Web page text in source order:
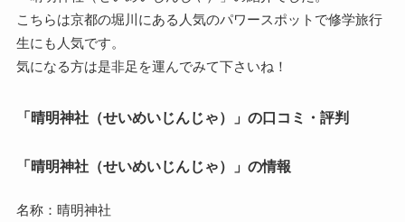
こちらは京都の堀川にある人気のパワースポットで修学旅行
生にも人気です。
気になる方は是非足を運んでみて下さいね！
「晴明神社（せいめいじんじゃ）」の口コミ・評判
「晴明神社（せいめいじんじゃ）」の情報
名称：晴明神社